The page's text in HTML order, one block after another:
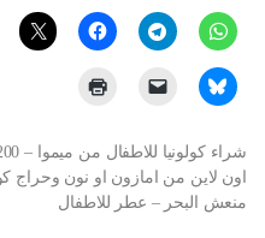
منعش البحر – عطر للاطفال